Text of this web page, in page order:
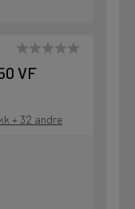
VF
+ 32 andre